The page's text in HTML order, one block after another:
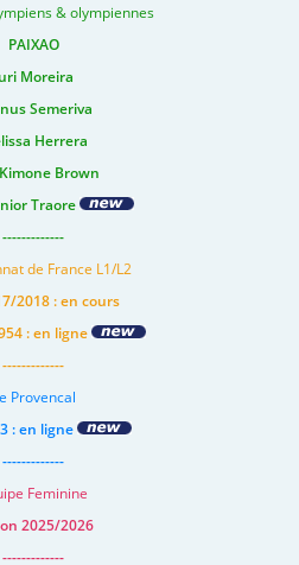
& olympiennes
PAIXAO
Moreira
Semeriva
Herrera
Brown
Traore
-------------
de France L1/L2
2018 : en cours
: en ligne
-------------
Provencal
: en ligne
-------------
Feminine
2025/2026
-------------